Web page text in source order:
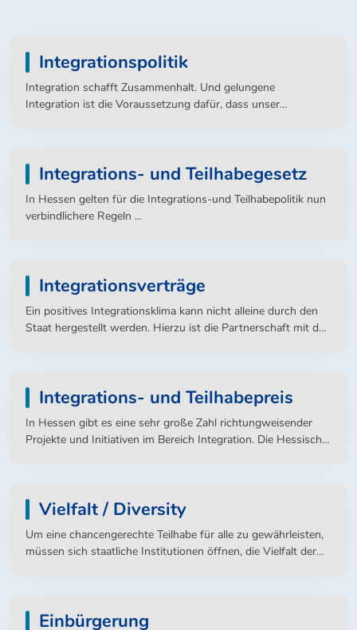
Integrationspolitik
Integration schafft Zusammenhalt. Und gelungene
Integration ist die Voraussetzung dafür, dass unser
Integrations- und Teilhabegesetz
In Hessen gelten für die Integrations-und Teilhabepolitik nun
verbindlichere Regeln ...
Integrationsverträge
Ein positives Integrationsklima kann nicht alleine durch den
Staat hergestellt werden. Hierzu ist die Partnerschaft mit der
integrationspolitischen Themen abgeschlossen.
Integrations- und Teilhabepreis
In Hessen gibt es eine sehr große Zahl richtungweisender
Projekte und Initiativen im Bereich Integration. Die Hessische
Integration, das Zusammenleben und das Miteinander in der
Migrationsgesellschaft deutlich verbessern oder das Einleben
von Neuzugewanderten in Hessen erleichtern. In den letzten
Jahren wurden jeweils mehrere Projekte ausgezeichnet.
Vielfalt / Diversity
Um eine chancengerechte Teilhabe für alle zu gewährleisten,
müssen sich staatliche Institutionen öffnen, die Vielfalt der
Einbürgerung